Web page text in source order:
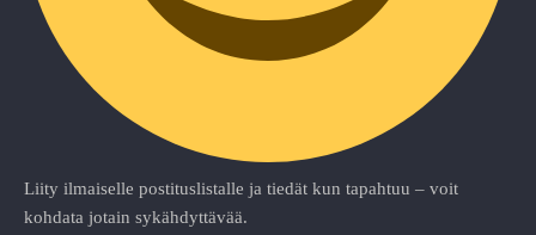
Liity ilmaiselle postituslistalle ja tiedät kun tapahtuu – voit
kohdata jotain sykähdyttävää.